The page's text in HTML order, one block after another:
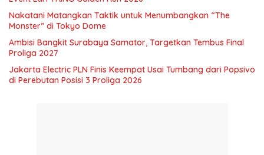
Nakatani Matangkan Taktik untuk Menumbangkan “The
Monster” di Tokyo Dome
Ambisi Bangkit Surabaya Samator, Targetkan Tembus Final
Proliga 2027
Jakarta Electric PLN Finis Keempat Usai Tumbang dari Popsivo
di Perebutan Posisi 3 Proliga 2026